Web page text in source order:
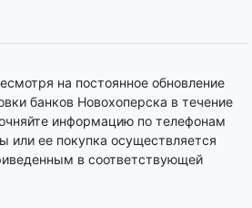
на постоянное обновление
банков Новохоперска в течение
информацию по телефонам
или ее покупка осуществляется
в соответствующей